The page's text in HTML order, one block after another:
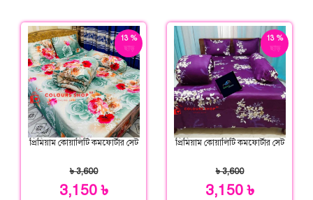
13 %
ছাড়
প্রিমিয়াম কোয়ালিটি কমফোর্টার সেট
৳ 3,600
3,150 ৳
13 %
ছাড়
প্রিমিয়াম কোয়ালিটি কমফোর্টার সেট
৳ 3,600
3,150 ৳